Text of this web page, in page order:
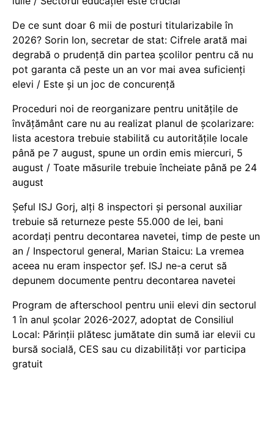
De ce sunt doar 6 mii de posturi titularizabile în
2026? Sorin Ion, secretar de stat: Cifrele arată mai
degrabă o prudență din partea școlilor pentru că nu
pot garanta că peste un an vor mai avea suficienți
elevi / Este și un joc de concurență
Proceduri noi de reorganizare pentru unitățile de
învățământ care nu au realizat planul de școlarizare:
lista acestora trebuie stabilită cu autoritățile locale
până pe 7 august, spune un ordin emis miercuri, 5
august / Toate măsurile trebuie încheiate până pe 24
august
Șeful ISJ Gorj, alți 8 inspectori și personal auxiliar
trebuie să returneze peste 55.000 de lei, bani
acordați pentru decontarea navetei, timp de peste un
an / Inspectorul general, Marian Staicu: La vremea
aceea nu eram inspector șef. ISJ ne-a cerut să
depunem documente pentru decontarea navetei
Program de afterschool pentru unii elevi din sectorul
1 în anul școlar 2026-2027, adoptat de Consiliul
Local: Părinții plătesc jumătate din sumă iar elevii cu
bursă socială, CES sau cu dizabilităţi vor participa
gratuit